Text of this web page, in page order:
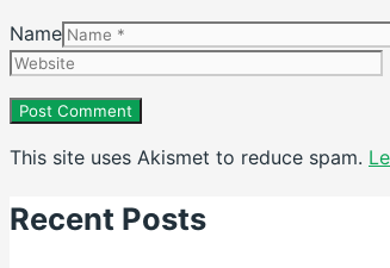
Name
This site uses Akismet to reduce spam.
Recent Posts